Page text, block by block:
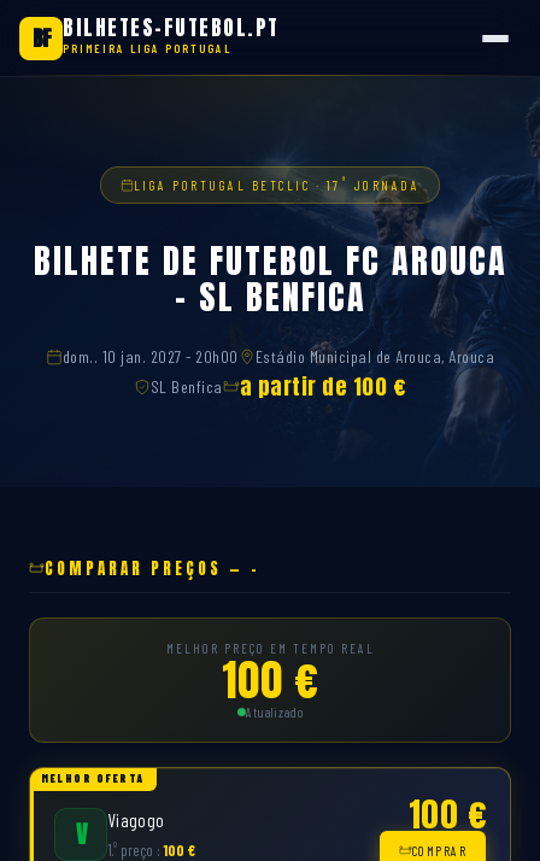
BF BILHETES-FUTEBOL.PT
PRIMEIRA LIGA PORTUGAL
LIGA PORTUGAL BETCLIC · 17 ª JORNADA
BILHETE DE FUTEBOL FC AROUCA
– SL BENFICA
dom.. 10 jan. 2027 - 20h00
Estádio Municipal de Arouca, Arouca
SL Benfica
a partir de 100 €
COMPARAR PREÇOS — -
MELHOR PREÇO EM TEMPO REAL
100 €
Atualizado
MELHOR OFERTA
V Viagogo
1.º preço :100 €
100 €
COMPRAR